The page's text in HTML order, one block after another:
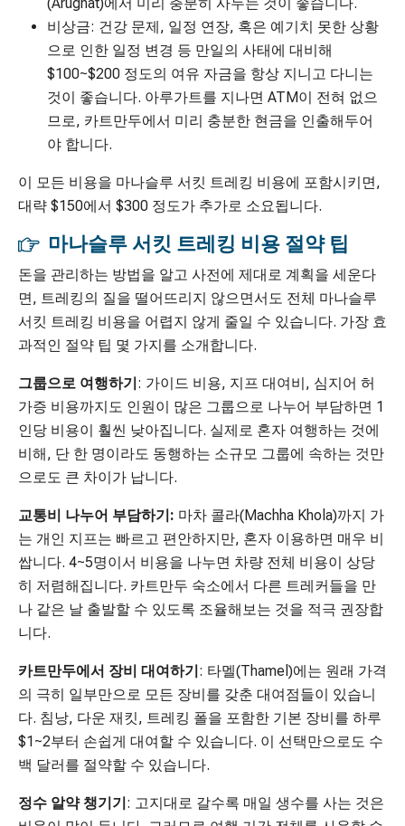
비상금: 건강 문제, 일정 연장, 혹은 예기치 못한 상황
으로 인한 일정 변경 등 만일의 사태에 대비해
$100~$200 정도의 여유 자금을 항상 지니고 다니는
것이 좋습니다. 아루가트를 지나면 ATM이 전혀 없으
므로, 카트만두에서 미리 충분한 현금을 인출해두어
야 합니다.
이 모든 비용을 마나슬루 서킷 트레킹 비용에 포함시키면,
대략 $150에서 $300 정도가 추가로 소요됩니다.
마나슬루 서킷 트레킹 비용 절약 팁
돈을 관리하는 방법을 알고 사전에 제대로 계획을 세운다
면, 트레킹의 질을 떨어뜨리지 않으면서도 전체 마나슬루
서킷 트레킹 비용을 어렵지 않게 줄일 수 있습니다. 가장 효
과적인 절약 팁 몇 가지를 소개합니다.
그룹으로 여행하기: 가이드 비용, 지프 대여비, 심지어 허
가증 비용까지도 인원이 많은 그룹으로 나누어 부담하면 1
인당 비용이 훨씬 낮아집니다. 실제로 혼자 여행하는 것에
비해, 단 한 명이라도 동행하는 소규모 그룹에 속하는 것만
으로도 큰 차이가 납니다.
교통비 나누어 부담하기: 마차 콜라(Machha Khola)까지 가
는 개인 지프는 빠르고 편안하지만, 혼자 이용하면 매우 비
쌉니다. 4~5명이서 비용을 나누면 차량 전체 비용이 상당
히 저렴해집니다. 카트만두 숙소에서 다른 트레커들을 만
나 같은 날 출발할 수 있도록 조율해보는 것을 적극 권장합
니다.
카트만두에서 장비 대여하기: 타멜(Thamel)에는 원래 가격
의 극히 일부만으로 모든 장비를 갖춘 대여점들이 있습니
다. 침낭, 다운 재킷, 트레킹 폴을 포함한 기본 장비를 하루
$1~2부터 손쉽게 대여할 수 있습니다. 이 선택만으로도 수
백 달러를 절약할 수 있습니다.
정수 알약 챙기기: 고지대로 갈수록 매일 생수를 사는 것은